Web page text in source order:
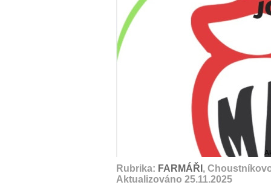
Rubrika: FARMÁŘI ,
Aktualizováno 25.11.2025